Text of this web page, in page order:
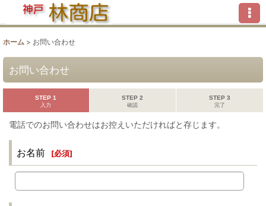
ホーム > お問い合わせ
お問い合わせ
STEP 1
入力
STEP 2
確認
STEP 3
完了
電話でのお問い合わせはお控えいただければと存じます。
お名前 [必須]